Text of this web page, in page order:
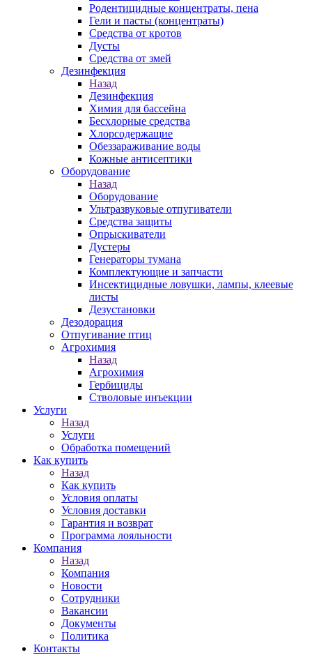
Родентицидные концентраты, пена
Гели и пасты (концентраты)
Средства от кротов
Дусты
Средства от змей
Дезинфекция
Назад
Дезинфекция
Химия для бассейна
Бесхлорные средства
Хлорсодержащие
Обеззараживание воды
Кожные антисептики
Оборудование
Назад
Оборудование
Ультразвуковые отпугиватели
Средства защиты
Опрыскиватели
Дустеры
Генераторы тумана
Комплектующие и запчасти
Инсектицидные ловушки, лампы, клеевые
листы
Дезустановки
Дезодорация
Отпугивание птиц
Агрохимия
Назад
Агрохимия
Гербициды
Стволовые инъекции
Услуги
Назад
Услуги
Обработка помещений
Как купить
Назад
Как купить
Условия оплаты
Условия доставки
Гарантия и возврат
Программа лояльности
Компания
Назад
Компания
Новости
Сотрудники
Вакансии
Документы
Политика
Контакты